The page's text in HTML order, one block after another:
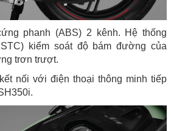
phanh (ABS) 2 kênh. Hệ thống
kiểm soát độ bám đường của
trơn trượt.
nối với điện thoại thông minh tiếp